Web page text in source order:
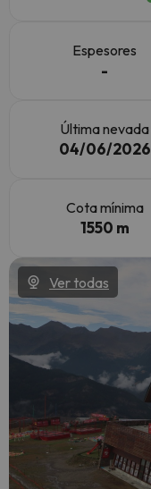
Espesores
-
Última nevada
04/06/2026
Cota mínima
1550 m
Ver todas